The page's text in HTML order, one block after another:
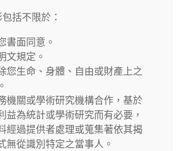
括不限於：
書面同意。
文規定。
您生命、身體、自由或財產上之
機關或學術研究機構合作，基於
益為統計或學術研究而有必要，
經過提供者處理或蒐集著依其揭
無從識別特定之當事人。